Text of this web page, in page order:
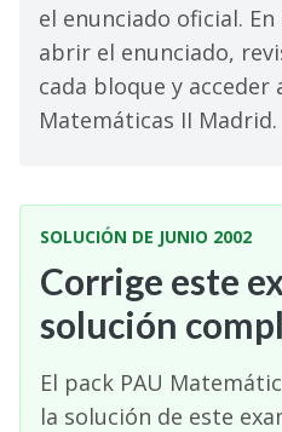
el enunciado oficial.
abrir el enunciado,
cada bloque y acceder
Matemáticas II Madrid.
SOLUCIÓN DE JUNIO 2002
Corrige este
solución
El pack PAU
la solución de este